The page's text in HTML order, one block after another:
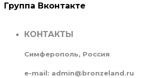
Группа Вконтакте
КОНТАКТЫ
Симферополь, Россия
e-mail: admin@bronzeland.ru